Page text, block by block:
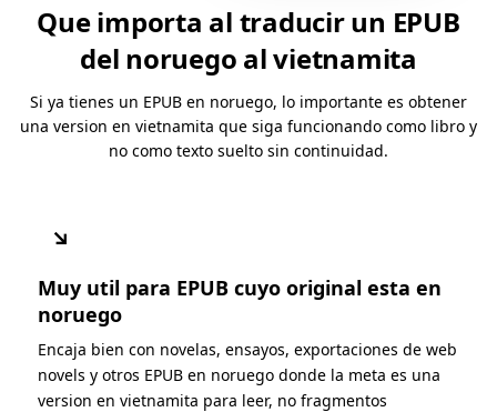
Que importa al traducir un EPUB
del noruego al vietnamita
Si ya tienes un EPUB en noruego, lo importante es obtener
una version en vietnamita que siga funcionando como libro y
no como texto suelto sin continuidad.
↘
Muy util para EPUB cuyo original esta en
noruego
Encaja bien con novelas, ensayos, exportaciones de web
novels y otros EPUB en noruego donde la meta es una
version en vietnamita para leer, no fragmentos